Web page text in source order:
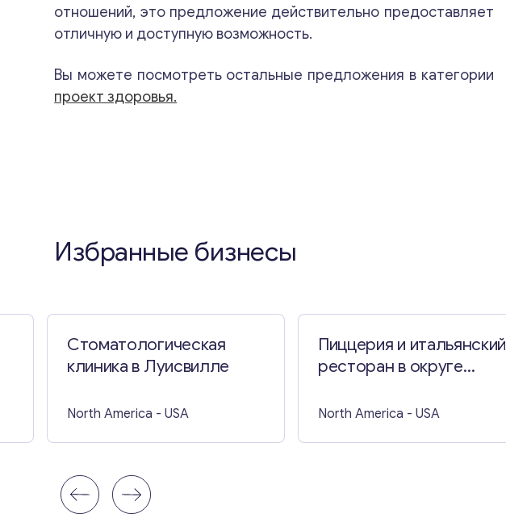
отношений, это предложение действительно предоставляет
отличную и доступную возможность.
Вы можете посмотреть остальные предложения в категории
проект здоровья.
Избранные бизнесы
Стоматологическая
клиника в Луисвилле
North America - USA
Пиццерия и итальянский
ресторан в округе
North America - USA